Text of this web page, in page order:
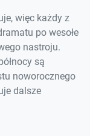
więc każdy z
po wesołe
nastroju.
są
noworocznego
dalsze